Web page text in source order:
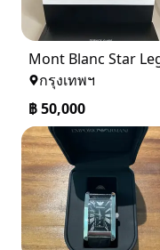
กรุงเทพฯ
฿50,000